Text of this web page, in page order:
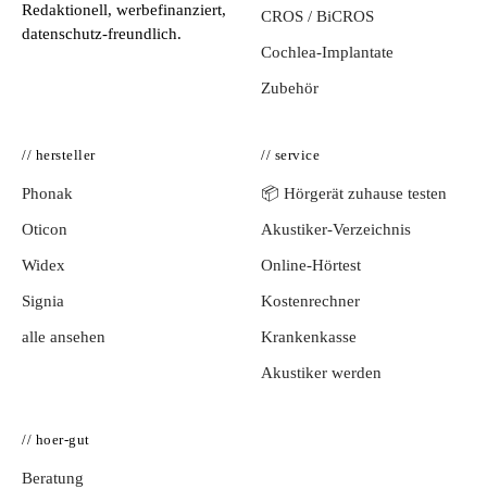
Redaktionell, werbefinanziert,
datenschutz-freundlich.
CROS / BiCROS
Cochlea-Implantate
Zubehör
// hersteller
Phonak
Oticon
Widex
Signia
alle ansehen
// service
📦 Hörgerät zuhause testen
Akustiker-Verzeichnis
Online-Hörtest
Kostenrechner
Krankenkasse
Akustiker werden
// hoer-gut
Beratung